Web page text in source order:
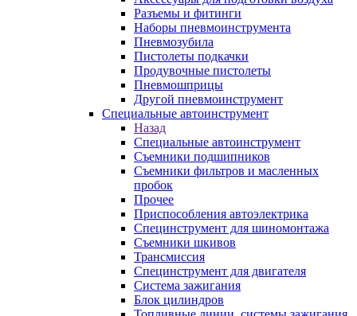
Разъемы и фитинги
Наборы пневмоинструмента
Пневмозубила
Пистолеты подкачки
Продувочные пистолеты
Пневмошприцы
Другой пневмоинструмент
Специальные автоинструмент
Назад
Специальные автоинструмент
Съемники подшипников
Съемники фильтров и масленных
пробок
Прочее
Приспособления автоэлектрика
Специнструмент для шиномонтажа
Съемники шкивов
Трансмиссия
Специнструмент для двигателя
Система зажигания
Блок цилиндров